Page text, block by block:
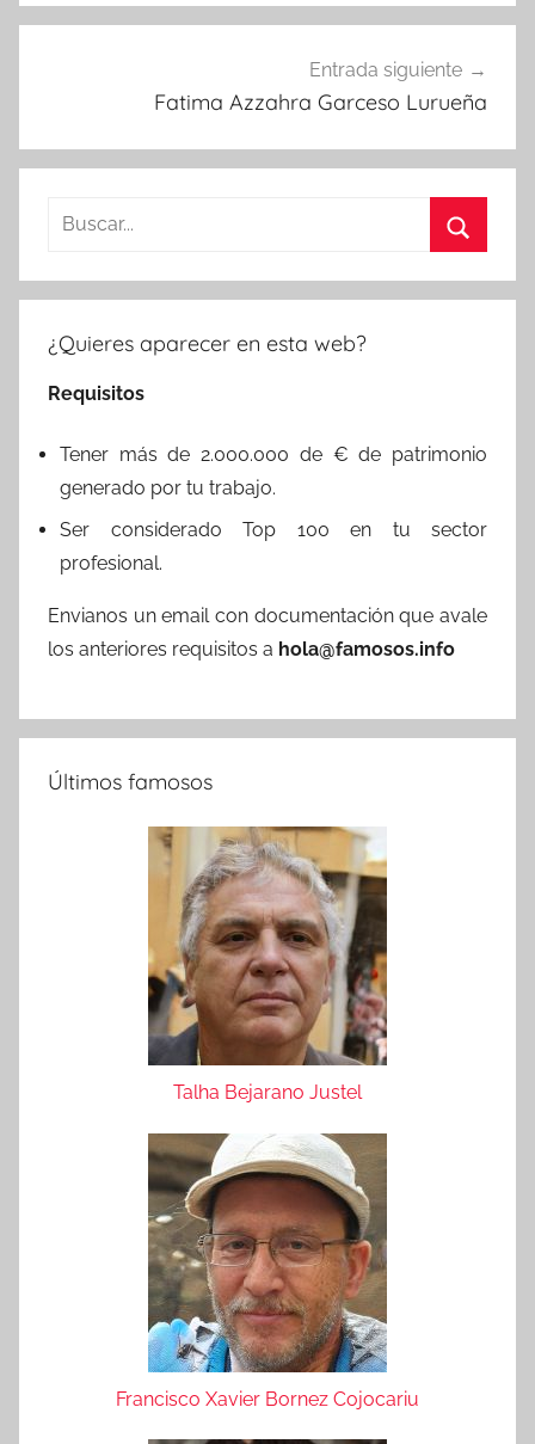
Entrada siguiente
Fatima Azzahra Garceso Lurueña
Buscar:
¿Quieres aparecer en esta web?
Requisitos
Tener más de 2.000.000 de € de patrimonio
generado por tu trabajo.
Ser considerado Top 100 en tu sector
profesional.
Envianos un email con documentación que avale
los anteriores requisitos a hola@famosos.info
Últimos famosos
Talha Bejarano Justel
Francisco Xavier Bornez Cojocariu